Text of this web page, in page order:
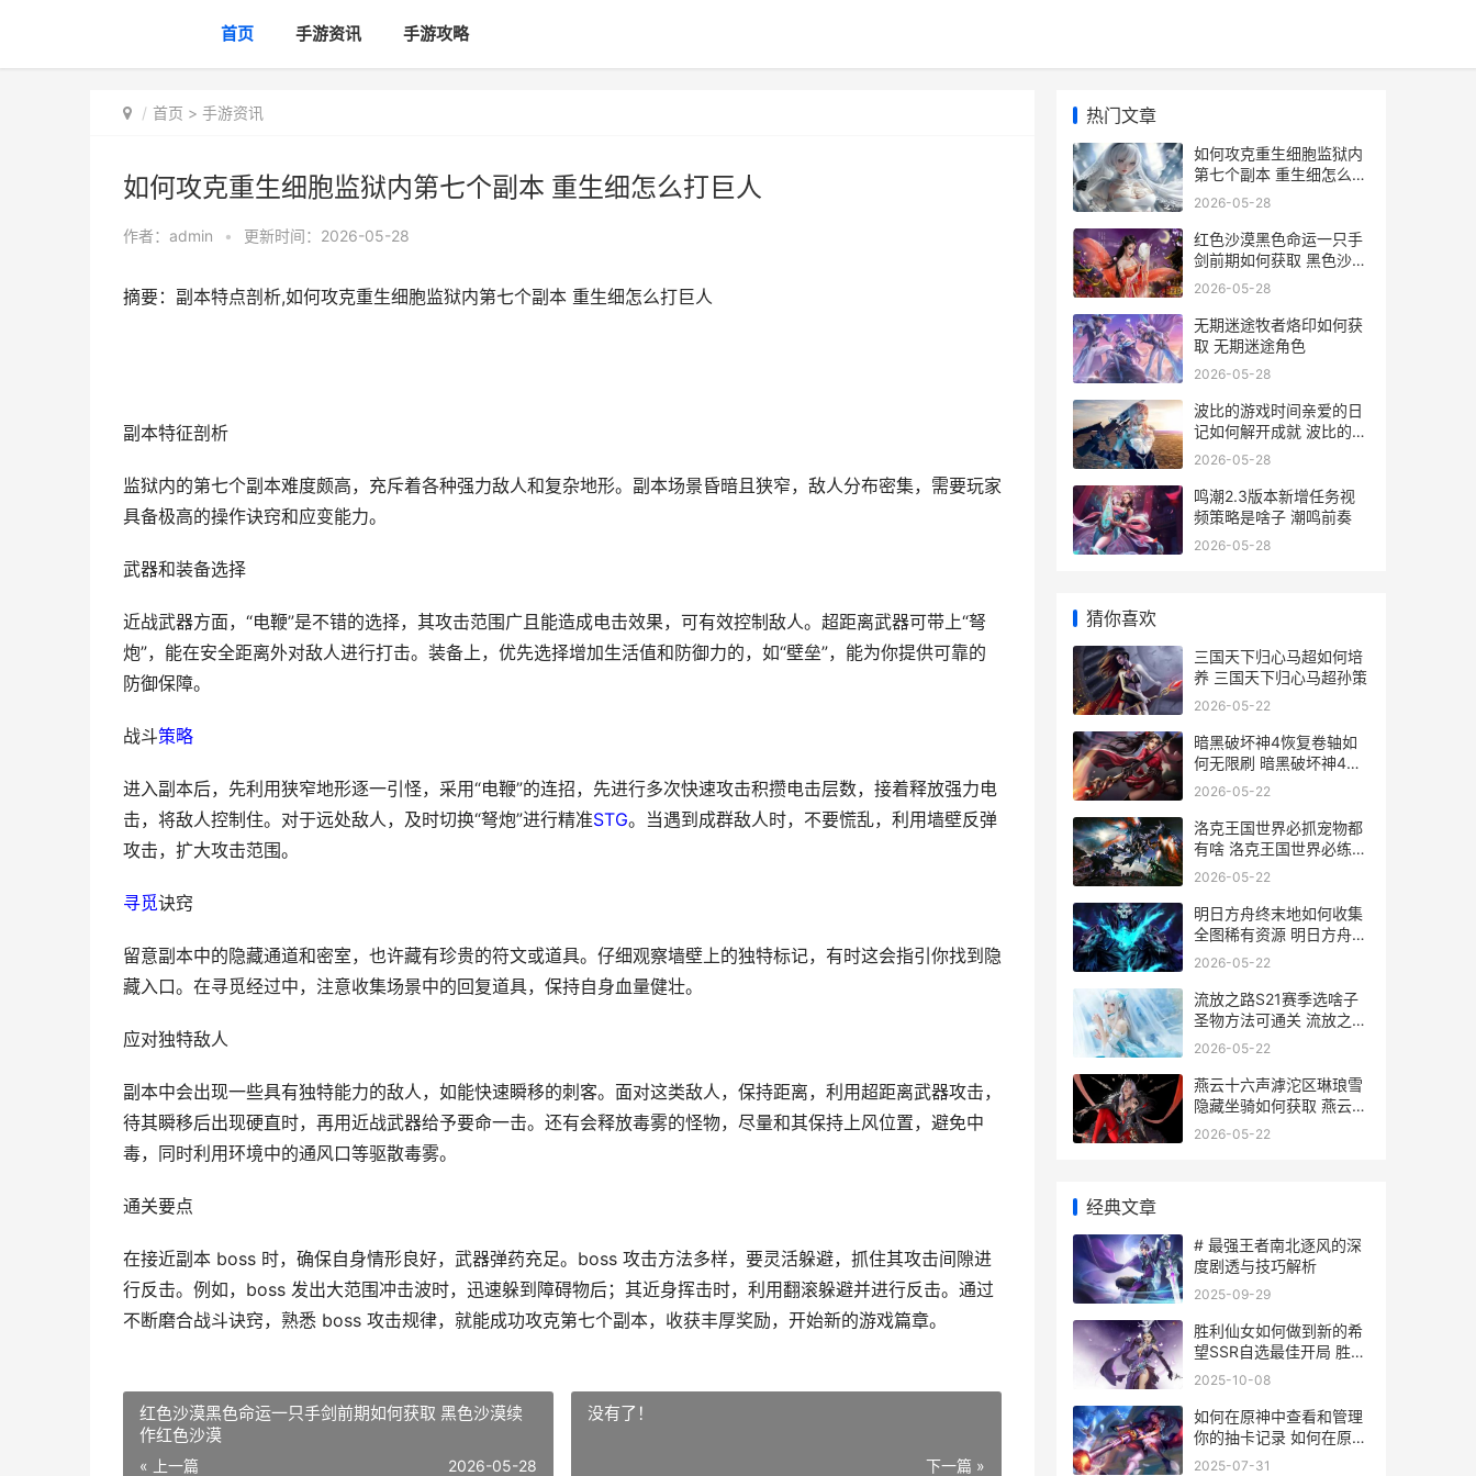
首页 手游资讯 手游攻略
首页 > 手游资讯
如何攻克重生细胞监狱内第七个副本 重生细怎么打巨人
作者： admin • 更新时间：2026-05-28
摘要：副本特点剖析,如何攻克重生细胞监狱内第七个副本 重生细怎么打巨人
副本特征剖析
监狱内的第七个副本难度颇高，充斥着各种强力敌人和复杂地形。副本场景昏暗且狭窄，敌人分布密集，需要玩家
具备极高的操作诀窍和应变能力。
武器和装备选择
近战武器方面，“电鞭”是不错的选择，其攻击范围广且能造成电击效果，可有效控制敌人。超距离武器可带上“弩
炮”，能在安全距离外对敌人进行打击。装备上，优先选择增加生活值和防御力的，如“壁垒”，能为你提供可靠的
防御保障。
战斗策略
进入副本后，先利用狭窄地形逐一引怪，采用“电鞭”的连招，先进行多次快速攻击积攒电击层数，接着释放强力电
击，将敌人控制住。对于远处敌人，及时切换“弩炮”进行精准STG。当遇到成群敌人时，不要慌乱，利用墙壁反弹
攻击，扩大攻击范围。
寻觅诀窍
留意副本中的隐藏通道和密室，也许藏有珍贵的符文或道具。仔细观察墙壁上的独特标记，有时这会指引你找到隐
藏入口。在寻觅经过中，注意收集场景中的回复道具，保持自身血量健壮。
应对独特敌人
副本中会出现一些具有独特能力的敌人，如能快速瞬移的刺客。面对这类敌人，保持距离，利用超距离武器攻击，
待其瞬移后出现硬直时，再用近战武器给予要命一击。还有会释放毒雾的怪物，尽量和其保持上风位置，避免中
毒，同时利用环境中的通风口等驱散毒雾。
通关要点
在接近副本 boss 时，确保自身情形良好，武器弹药充足。boss 攻击方法多样，要灵活躲避，抓住其攻击间隙进
行反击。例如，boss 发出大范围冲击波时，迅速躲到障碍物后；其近身挥击时，利用翻滚躲避并进行反击。通过
不断磨合战斗诀窍，熟悉 boss 攻击规律，就能成功攻克第七个副本，收获丰厚奖励，开始新的游戏篇章。
红色沙漠黑色命运一只手剑前期如何获取 黑色沙漠续
作红色沙漠
« 上一篇 2026-05-28
没有了！
下一篇 »
热门文章
如何攻克重生细胞监狱内
第七个副本 重生细怎么打
巨人
2026-05-28
红色沙漠黑色命运一只手
剑前期如何获取 黑色沙漠
续作红色沙漠
2026-05-28
无期迷途牧者烙印如何获
取 无期迷途角色
2026-05-28
波比的游戏时间亲爱的日
记如何解开成就 波比的游
戏时间第四章官方正版
2026-05-28
鸣潮2.3版本新增任务视
频策略是啥子 潮鸣前奏
2026-05-28
猜你喜欢
三国天下归心马超如何培
养 三国天下归心马超孙策
2026-05-22
暗黑破坏神4恢复卷轴如
何无限刷 暗黑破坏神4恢
复主要资源
2026-05-22
洛克王国世界必抓宠物都
有啥 洛克王国世界必练宠
物
2026-05-22
明日方舟终末地如何收集
全图稀有资源 明日方舟终
末地wiki
2026-05-22
流放之路S21赛季选啥子
圣物方法可通关 流放之路
s21赛季礼包奖励公示
2026-05-22
燕云十六声滹沱区琳琅雪
隐藏坐骑如何获取 燕云十
六声滹沱军营怎么进去
2026-05-22
经典文章
# 最强王者南北逐风的深
度剧透与技巧解析
2025-09-29
胜利仙女如何做到新的希
望SSR自选最佳开局 胜利
女神秒懂百科
2025-10-08
如何在原神中查看和管理
你的抽卡记录 如何在原神
中查看最高伤害
2025-07-31